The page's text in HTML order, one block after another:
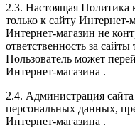
2.3. Настоящая Политика
только к сайту Интернет-
Интернет-магазин не
ответственность за
Пользователь может
Интернет-магазина .
2.4. Администрация сайта
персональных данных,
Интернет-магазина .